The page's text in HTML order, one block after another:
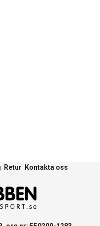
Retur Kontakta oss